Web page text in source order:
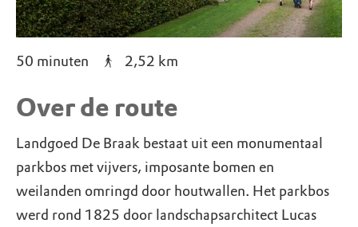
50 minuten 2,52 km
Over de route
Landgoed De Braak bestaat uit een monumentaal
parkbos met vijvers, imposante bomen en
weilanden omringd door houtwallen. Het parkbos
werd rond 1825 door landschapsarchitect Lucas